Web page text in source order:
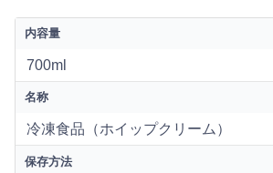
内容量
700ml
名称
冷凍食品（ホイップクリーム）
保存方法